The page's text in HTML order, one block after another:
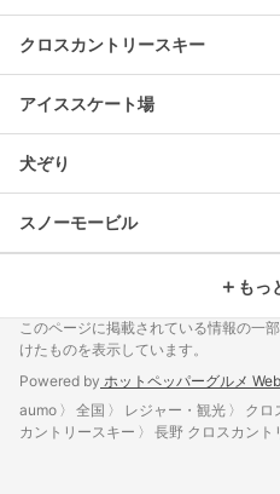
クロスカントリースキー
アイススケート場
犬ぞり
スノーモービル
＋ もっ
このページに掲載されている情報の一
けたものを表示しています。
Powered by ホットペッパーグルメ
aumo
全国 レジャー・観光 クロ
カントリースキー
長野 クロスカント